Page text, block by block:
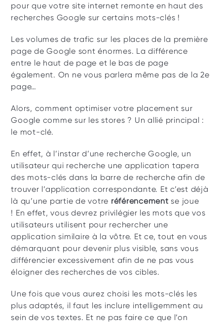
pour que votre site internet remonte en haut des
recherches Google sur certains mots-clés !
Les volumes de trafic sur les places de la première
page de Google sont énormes. La différence
entre le haut de page et le bas de page
également. On ne vous parlera même pas de la 2e
page…
Alors, comment optimiser votre placement sur
Google comme sur les stores ? Un allié principal :
le mot-clé.
En effet, à l’instar d’une recherche Google, un
utilisateur qui recherche une application tapera
des mots-clés dans la barre de recherche afin de
trouver l’application correspondante. Et c’est déjà
là qu’une partie de votre référencement se joue
! En effet, vous devrez privilégier les mots que vos
utilisateurs utilisent pour rechercher une
application similaire à la vôtre. Et ce, tout en vous
démarquant pour devenir plus visible, sans vous
différencier excessivement afin de ne pas vous
éloigner des recherches de vos cibles.
Une fois que vous aurez choisi les mots-clés les
plus adaptés, il faut les inclure intelligemment au
sein de vos textes. Et ne pas faire ce que l’on